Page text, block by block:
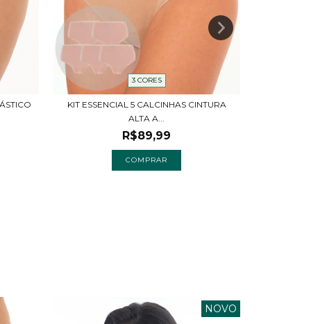
3 CORES
KIT ESSENCIAL 5 CALCINHAS CINTURA
ALTA A...
R$89,99
COMPRAR
NOVO